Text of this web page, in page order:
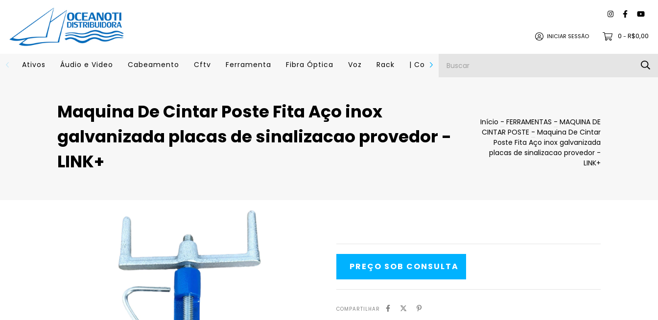
INICIAR SESSÃO 0 - R$0,00
Ativos Áudio e Video Cabeamento Cftv Ferramenta Fibra Óptica Voz Rack | Contato | Política de Trocas e Devoluções
Maquina De Cintar Poste Fita Aço inox
galvanizada placas de sinalizacao provedor -
LINK+
Início - FERRAMENTAS - MAQUINA DE
CINTAR POSTE - Maquina De Cintar
Poste Fita Aço inox galvanizada
placas de sinalizacao provedor -
LINK+
COMPARTILHAR